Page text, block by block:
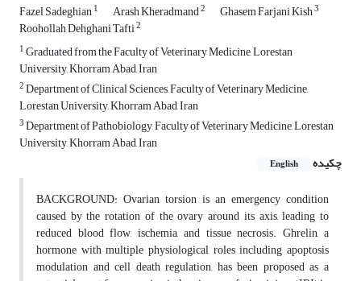
Fazel Sadeghian1 Arash Kheradmand2 Ghasem Farjani Kish3
Roohollah Dehghani Tafti2
1Graduated from the Faculty of Veterinary Medicine, Lorestan
University, Khorram Abad, Iran
2Department of Clinical Sciences, Faculty of Veterinary Medicine,
Lorestan University, Khorram Abad, Iran
3Department of Pathobiology, Faculty of Veterinary Medicine, Lorestan
University, Khorram Abad, Iran
چکیده
English
BACKGROUND: Ovarian torsion is an emergency condition
caused by the rotation of the ovary around its axis, leading to
reduced blood flow, ischemia, and tissue necrosis. Ghrelin, a
hormone with multiple physiological roles including apoptosis
modulation and cell death regulation, has been proposed as a